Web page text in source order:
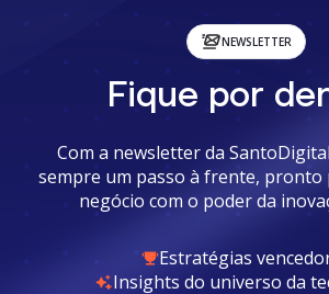
NEWSLETTER
Fique por
Com a newsletter da
sempre um passo à frente, pronto
negócio com o poder da
Estratégias
Insights do universo da